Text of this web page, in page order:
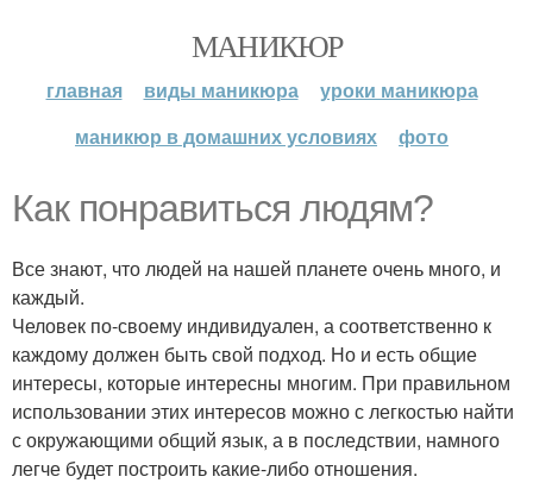
МАНИКЮР
главная виды маникюра
уроки маникюра
маникюр в домашних условиях
фото
Как понравиться людям?
Все знают, что людей на нашей планете очень много, и
каждый.
Человек по-своему индивидуален, а соответственно к
каждому должен быть свой подход. Но и есть общие
интересы, которые интересны многим. При правильном
использовании этих интересов можно с легкостью найти
с окружающими общий язык, а в последствии, намного
легче будет построить какие-либо отношения.